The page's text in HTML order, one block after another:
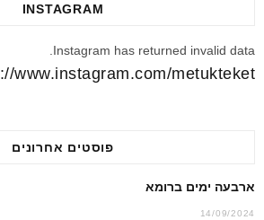
INSTAGRAM
Instagram has returned invalid data.
www.instagram.com/metukteket/
פוסטים אחרונים
ארבעה ימים ברומא
14/09/2024